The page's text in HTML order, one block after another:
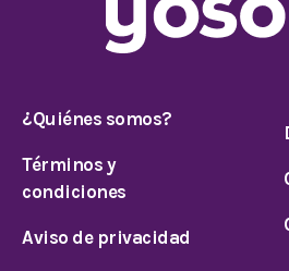
¿Quiénes somos?
Términos y
condiciones
Aviso de privacidad